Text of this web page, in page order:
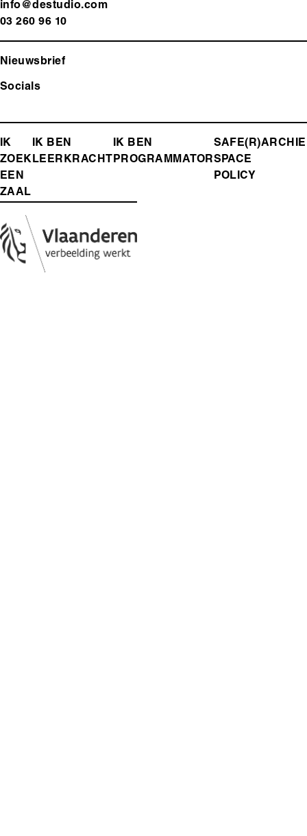
info@destudio.com
03 260 96 10
Nieuwsbrief
Socials
FOOTER-
MENU
IK
ZOEK
EEN
ZAAL
IK BEN
LEERKRACHT
IK BEN
PROGRAMMATOR
SAFE(R)
SPACE
POLICY
Media
Afbeelding